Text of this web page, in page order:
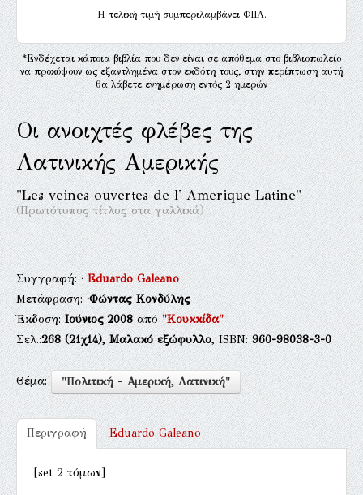
H τελική τιμή συμπεριλαμβάνει ΦΠΑ.
*Ενδέχεται κάποια βιβλία που δεν είναι σε απόθεμα στο βιβλιοπωλείο
να προκύψουν ως εξαντλημένα στον εκδότη τους, στην περίπτωση αυτή
θα λάβετε ενημέρωση εντός 2 ημερών
Οι ανοιχτές φλέβες της
Λατινικής Αμερικής
"Les veines ouvertes de l' Amerique Latine"
(Πρωτότυπος τίτλος στα γαλλικά)
Συγγραφή:·Eduardo Galeano
Μετάφραση:·Φώντας Κονδύλης
Έκδοση:Ιούνιος 2008από"Κουκκίδα"
Σελ.:268(21χ14), Μαλακό εξώφυλλο, ISBN:960-98038-3-0
Θέμα: "Πολιτική - Αμερική, Λατινική"
Περιγραφή Eduardo Galeano
[set 2 τόμων]